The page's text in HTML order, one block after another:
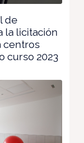
de
la licitación
centros
curso 2023